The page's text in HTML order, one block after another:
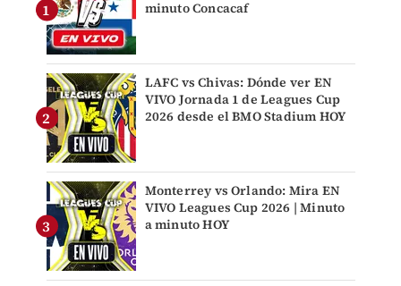
minuto Concacaf
LAFC vs Chivas: Dónde ver EN
VIVO Jornada 1 de Leagues Cup
2026 desde el BMO Stadium HOY
Monterrey vs Orlando: Mira EN
VIVO Leagues Cup 2026 | Minuto
a minuto HOY